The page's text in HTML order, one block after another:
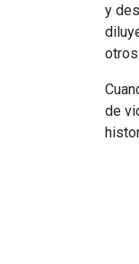
y
de